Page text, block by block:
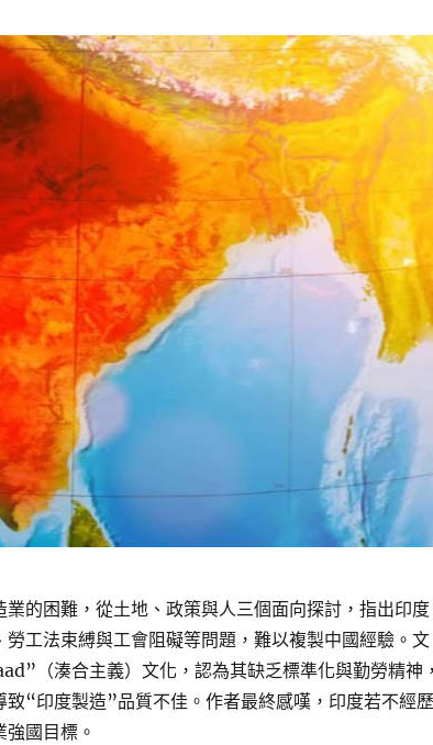
的困難，從土地、政策與人三個面向探討，指出印度
勞工法束縛與工會阻礙等問題，難以複製中國經驗。文
（湊合主義）文化，認為其缺乏標準化與勤勞精神
“印度製造”品質不佳。作者最終感嘆，印度若不經歷
國目標。